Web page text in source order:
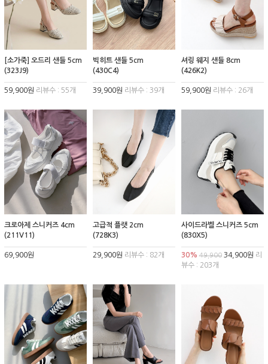
[소가죽] 오드리 샌들 5cm
(323J9)
59,900원 리뷰수 : 55개
빅히트 샌들 5cm
(430C4)
39,900원 리뷰수 : 39개
셔링 웨지 샌들 8cm
(426K2)
59,900원 리뷰수 : 26개
크로아제 스니커즈 4cm
(211V11)
69,900원
고급적 플랫 2cm
(728K3)
29,900원 리뷰수 : 82개
사이드라벨 스니커즈 5cm
(830X5)
30% 49,90034,900원 리
뷰수 : 203개